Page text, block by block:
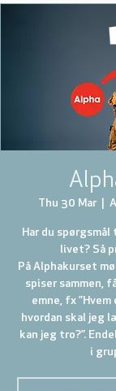
Thu 30 Mar
  |
Har du
livet? Så
På Alphakurset
spiser sammen,
emne, fx ”Hvem
hvordan skal jeg
kan jeg tro?”.
i